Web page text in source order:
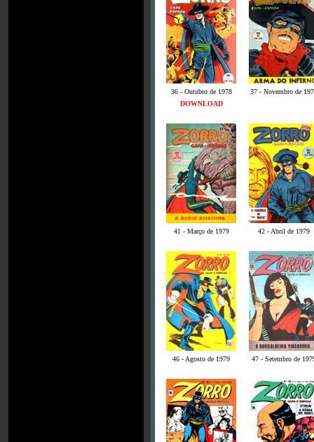
36 - Outubro de 1978
37 - Novembro de
DOWNLOAD
41 - Março de 1979 42 - Abril de 1979
46 - Agosto de 1979 47 - Setembro de